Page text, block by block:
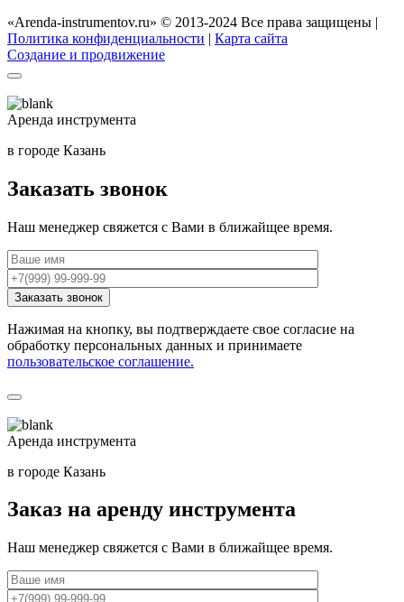
«Arenda-instrumentov.ru» © 2013-2024 Все права защищены |
Политика конфиденциальности | Карта сайта
Создание и продвижение
Аренда инструмента
в городе Казань
Заказать звонок
Наш менеджер свяжется с Вами в ближайщее время.
Нажимая на кнопку, вы подтверждаете свое согласие на
обработку персональных данных и принимаете
пользовательское соглашение.
Аренда инструмента
в городе Казань
Заказ на аренду инструмента
Наш менеджер свяжется с Вами в ближайщее время.